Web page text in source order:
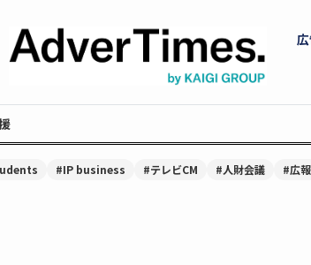
#IP business #テレビCM #人財会議 #広報